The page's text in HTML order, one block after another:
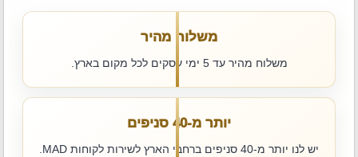
משלוח מהיר
משלוח מהיר עד 5 ימי עסקים לכל מקום בארץ.
יותר מ-40 סניפים
יש לנו יותר מ-40 סניפים ברחבי הארץ לשירות לקוחות MAD.